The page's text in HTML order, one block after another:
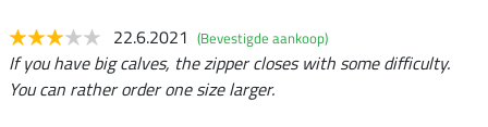
22.6.2021 (Bevestigde aankoop)
If you have big calves, the zipper closes with some difficulty.
You can rather order one size larger.